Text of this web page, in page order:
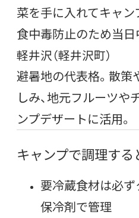
菜を手に入れてキャ
食中毒防止のため当日
軽井沢（軽井沢町）
避暑地の代表格。散
しみ、地元フルーツや
ンプデザートに活用。
キャンプで調理す
要冷蔵食材は必
保冷剤で管理